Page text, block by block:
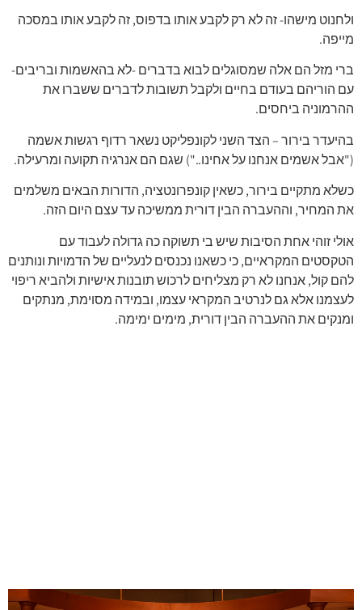
ולחנוט מישהו- זה לא רק לקבע אותו בדפוס, זה לקבע אותו במסכה
מייפה.
ברי מזל הם אלה שמסוגלים לבוא בדברים -לא בהאשמות ובריבים-
עם הוריהם בעודם בחיים ולקבל תשובות לדברים ששברו את
ההרמוניה ביחסים.
בהיעדר בירור – הצד השני לקונפליקט נשאר רדוף רגשות אשמה
("אבל אשמים אנחנו על אחינו..") שגם הם אנרגיה תקועה ומרעילה.
כשלא מתקיים בירור, כשאין קונפרונטציה, הדורות הבאים משלמים
את המחיר, וההעברה הבין דורית ממשיכה עד עצם היום הזה.
אולי זוהי אחת הסיבות שיש בי תשוקה כה גדולה לעבוד עם
הטקסטים המקראיים, כי כשאנו נכנסים לנעליים של הדמויות ונותנים
להם קול, אנחנו לא רק מצליחים לרכוש תובנות אישיות ולהביא ריפוי
לעצמנו אלא גם לנרטיב המקראי עצמו, ובמידה מסוימת, מנתקים
ומנקים את ההעברה הבין דורית, מימים ימימה.